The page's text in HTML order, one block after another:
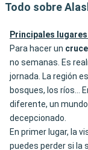
Todo sobre
Principales
Para hacer un
no semanas. Es
jornada. La región
bosques, los ríos…
diferente, un
decepcionado.
En primer lugar, la
puedes perder si la